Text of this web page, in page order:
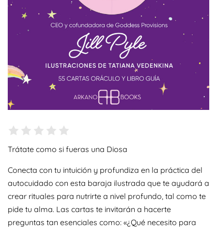
Trátate como si fueras una Diosa
Conecta con tu intuición y profundiza en la práctica del
autocuidado con esta baraja ilustrada que te ayudará a
crear rituales para nutrirte a nivel profundo, tal como te
pide tu alma. Las cartas te invitarán a hacerte
preguntas tan esenciales como: «¿Qué necesito para